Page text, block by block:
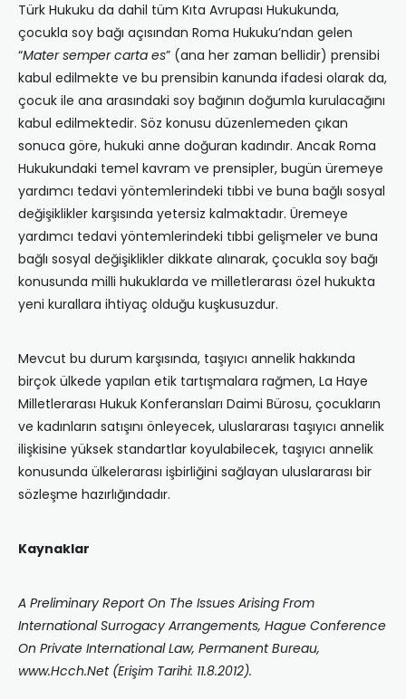
Türk Hukuku da dahil tüm Kıta Avrupası Hukukunda,
çocukla soy bağı açısından Roma Hukuku’ndan gelen
“Mater semper carta es” (ana her zaman bellidir) prensibi
kabul edilmekte ve bu prensibin kanunda ifadesi olarak da,
çocuk ile ana arasındaki soy bağının doğumla kurulacağını
kabul edilmektedir. Söz konusu düzenlemeden çıkan
sonuca göre, hukuki anne doğuran kadındır. Ancak Roma
Hukukundaki temel kavram ve prensipler, bugün üremeye
yardımcı tedavi yöntemlerindeki tıbbi ve buna bağlı sosyal
değişiklikler karşısında yetersiz kalmaktadır. Üremeye
yardımcı tedavi yöntemlerindeki tıbbi gelişmeler ve buna
bağlı sosyal değişiklikler dikkate alınarak, çocukla soy bağı
konusunda milli hukuklarda ve milletlerarası özel hukukta
yeni kurallara ihtiyaç olduğu kuşkusuzdur.
Mevcut bu durum karşısında, taşıyıcı annelik hakkında
birçok ülkede yapılan etik tartışmalara rağmen, La Haye
Milletlerarası Hukuk Konferansları Daimi Bürosu, çocukların
ve kadınların satışını önleyecek, uluslararası taşıyıcı annelik
ilişkisine yüksek standartlar koyulabilecek, taşıyıcı annelik
konusunda ülkelerarası işbirliğini sağlayan uluslararası bir
sözleşme hazırlığındadır.
Kaynaklar
A Preliminary Report On The Issues Arising From
International Surrogacy Arrangements, Hague Conference
On Private International Law, Permanent Bureau,
www.Hcch.Net (Erişim Tarihi: 11.8.2012).